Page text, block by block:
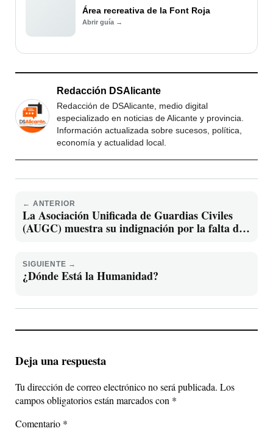
Área recreativa de la Font Roja
Abrir guía →
Redacción DSAlicante
Redacción de DSAlicante, medio digital
especializado en noticias de Alicante y provincia.
Información actualizada sobre sucesos, política,
economía y actualidad local.
← ANTERIOR
La Asociación Unificada de Guardias Civiles
(AUGC) muestra su indignación por la falta de
prestar servicio los agentes.
SIGUIENTE →
¿Dónde Está la Humanidad?
Deja una respuesta
Tu dirección de correo electrónico no será publicada. Los
campos obligatorios están marcados con *
Comentario *